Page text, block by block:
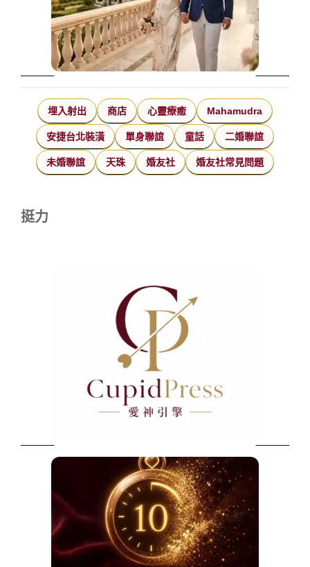
埋入射出 商店 心靈療癒 Mahamudra
安捷台北裝潢 單身聯誼 童話 二婚聯誼
未婚聯誼 天珠 婚友社 婚友社常見問題
挺力